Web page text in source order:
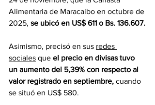
Alimentaria de Maracaibo en octubre de
2025, se ubicó en US$ 611 o Bs. 136.607.
Asimismo, precisó en sus redes
sociales que el precio en divisas tuvo
un aumento del 5,39% con respecto al
valor registrado en septiembre, cuando
se situó en US$ 580.